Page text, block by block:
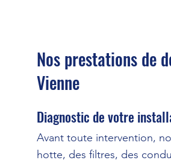
Nos prestations de
Vienne
Diagnostic de votre
Avant toute intervention,
hotte, des filtres, des